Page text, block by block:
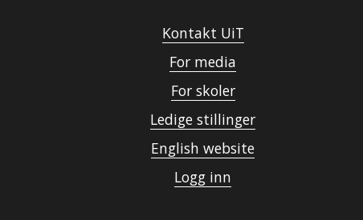
Kontakt UiT
For media
For skoler
Ledige stillinger
English website
Logg inn